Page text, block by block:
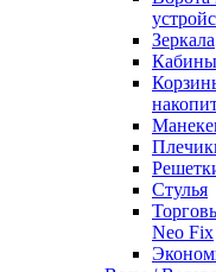
Зеркала
Стулья
Neo Fix